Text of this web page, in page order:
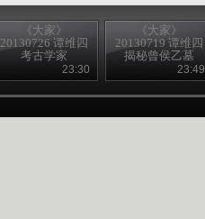
《大家》
20130726 谭维四
考古学家
23:30
《大家》
20130719 谭维四
揭秘曾侯乙墓
23:49